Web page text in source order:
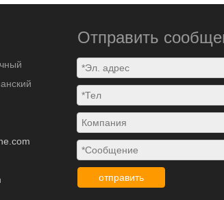
Отправить
отправить